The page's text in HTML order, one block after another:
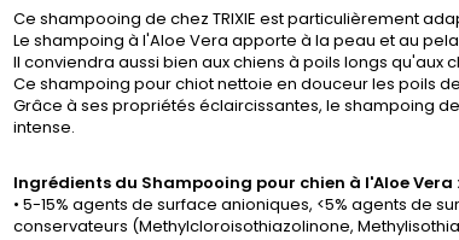
Ce shampooing de chez TRIXIE est particulièrement
Le shampoing à l'Aloe Vera apporte à la peau et au
Il conviendra aussi bien aux chiens à poils longs qu'aux
Ce shampoing pour chiot nettoie en douceur les poils
Grâce à ses propriétés éclaircissantes, le shampoing
intense.
Ingrédients du Shampooing pour chien à l'Aloe Vera :
• 5-15% agents de surface anioniques, <5% agents de
conservateurs (Methylcloroisothiazolinone,